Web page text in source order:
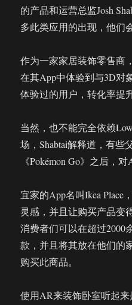
的产品和运营总监Josh
多此类应用的出现，他们
作为一家家居装饰零售商
在其App中体验到与3D对
体验过的用户，转化率提
当然，也不能完全依赖
场，Shabtai解释道，有些
《Pokémon Go》之后，
宜家的App名叫Ikea Place
灵感，并且让购买产品变
消费者们可以在超过2000
款，并且将其放在他们的
购买此商品。
使用AR来装饰卧室听起